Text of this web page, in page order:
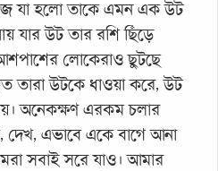
যা হলো তাকে এমন এক উট
যার উট তার রশি ছিঁড়ে
আশপাশের লোকেরাও ছুটছে
তারা উটকে ধাওয়া করে, উট
অনেকক্ষণ এরকম চলার
দেখ, এভাবে একে বাগে আনা
সবাই সরে যাও। আমার